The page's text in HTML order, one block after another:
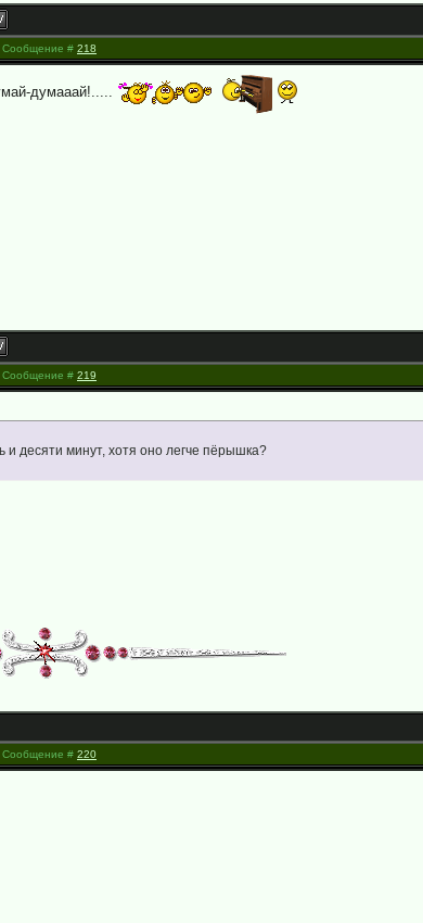
Сообщение # 218
думааай!.....
Сообщение # 219
и десяти минут, хотя оно легче пёрышка?
Сообщение # 220